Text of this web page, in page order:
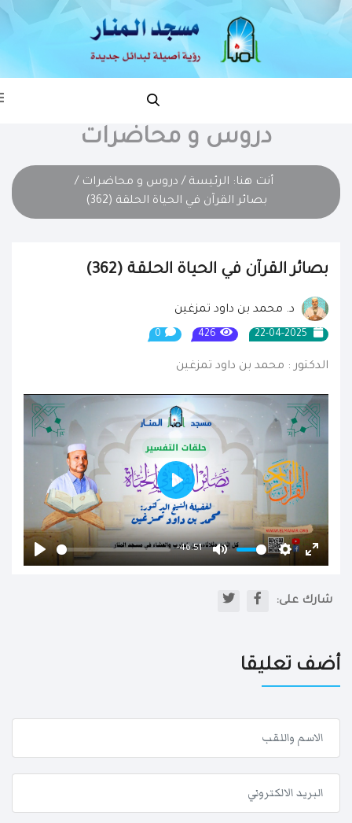
دروس و محاضرات
أنت هنا: الرئيسة / دروس و محاضرات /
بصائر القرآن في الحياة الحلقة (362)
بصائر القرآن في الحياة الحلقة (362)
د. محمد بن داود تمزغين
426
0
الدكتور : محمد بن داود تمزغين
Play
-46:51
Mute Settings
Enter
Play
شارك على:
أضف تعليقا